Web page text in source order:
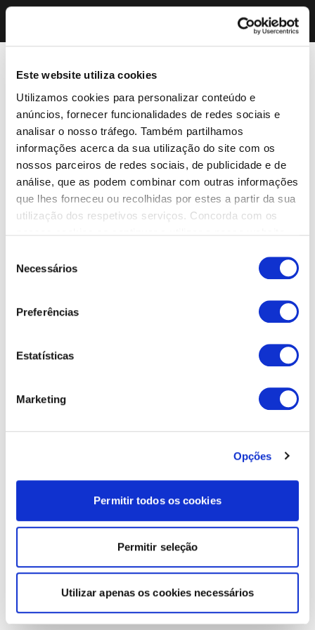
Este website utiliza cookies
Utilizamos cookies para personalizar conteúdo e
anúncios, fornecer funcionalidades de redes sociais e
analisar o nosso tráfego. Também partilhamos
informações acerca da sua utilização do site com os
nossos parceiros de redes sociais, de publicidade e de
análise, que as podem combinar com outras informações
que lhes forneceu ou recolhidas por estes a partir da sua
utilização dos respetivos serviços. Concorda com os
Necessários
Preferências
Estatísticas
Marketing
Opções
Permitir todos os cookies
Permitir seleção
Utilizar apenas os cookies necessários